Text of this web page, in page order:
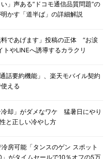
」声ある“ドコモ通信品質問題”の
かす「道半ば」の詳細解説
料であげます」投稿の正体 “お涙
トやLINEへ誘導するカラクリ
話要約機能」、楽天モバイル契約
える
冷却」がダメなワケ 猛暑日にやり
と正しい冷やし方
房可能「タンスのゲン スポット
がタイムセールで10％オフの5万